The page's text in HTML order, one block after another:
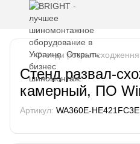
Стенди розвал сходження
Стенд развал-
камерный, ПО
Артикул: WA360E-HE421FC3E